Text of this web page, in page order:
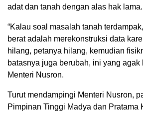
adat dan tanah dengan alas hak lama.
“Kalau soal masalah tanah
berat adalah merekonstruksi data
hilang, petanya hilang, kemudian
batasnya juga berubah, ini yang agak
Menteri Nusron.
Turut mendampingi Menteri Nusron,
Pimpinan Tinggi Madya dan Pratama